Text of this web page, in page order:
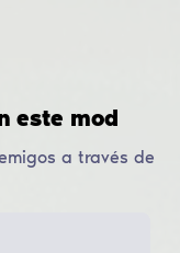
este mod
a través de